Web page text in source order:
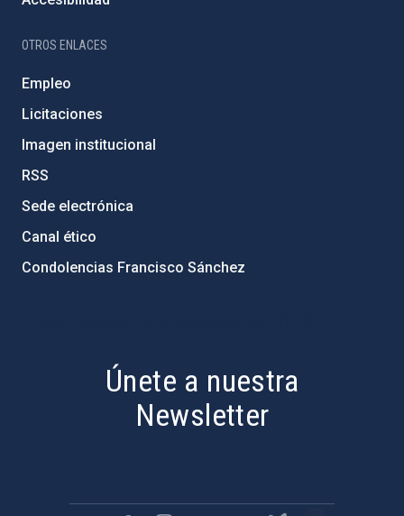
OTROS ENLACES
Empleo
Licitaciones
Imagen institucional
RSS
Sede electrónica
Canal ético
Condolencias Francisco Sánchez
Únete a nuestra
Newsletter